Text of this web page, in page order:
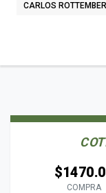
CARLOS
COMPRA